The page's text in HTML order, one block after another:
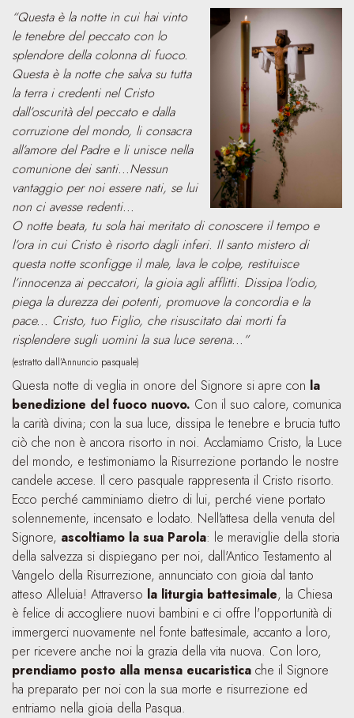
“Questa è la notte in cui hai vinto
le tenebre del peccato con lo
splendore della colonna di fuoco.
Questa è la notte che salva su tutta
la terra i credenti nel Cristo
dall’oscurità del peccato e dalla
corruzione del mondo, li consacra
all’amore del Padre e li unisce nella
comunione dei santi...Nessun
vantaggio per noi essere nati, se lui
non ci avesse redenti...
O notte beata, tu sola hai meritato di conoscere il tempo e
l’ora in cui Cristo è risorto dagli inferi. Il santo mistero di
questa notte sconfigge il male, lava le colpe, restituisce
l’innocenza ai peccatori, la gioia agli afflitti. Dissipa l’odio,
piega la durezza dei potenti, promuove la concordia e la
pace... Cristo, tuo Figlio, che risuscitato dai morti fa
risplendere sugli uomini la sua luce serena...”
(estratto dall’Annuncio pasquale)
Questa notte di veglia in onore del Signore si apre con la
benedizione del fuoco nuovo. Con il suo calore, comunica
la carità divina; con la sua luce, dissipa le tenebre e brucia tutto
ciò che non è ancora risorto in noi. Acclamiamo Cristo, la Luce
del mondo, e testimoniamo la Risurrezione portando le nostre
candele accese. Il cero pasquale rappresenta il Cristo risorto.
Ecco perché camminiamo dietro di lui, perché viene portato
solennemente, incensato e lodato. Nell'attesa della venuta del
Signore, ascoltiamo la sua Parola: le meraviglie della storia
della salvezza si dispiegano per noi, dall'Antico Testamento al
Vangelo della Risurrezione, annunciato con gioia dal tanto
atteso Alleluia! Attraverso la liturgia battesimale, la Chiesa
è felice di accogliere nuovi bambini e ci offre l'opportunità di
immergerci nuovamente nel fonte battesimale, accanto a loro,
per ricevere anche noi la grazia della vita nuova. Con loro,
prendiamo posto alla mensa eucaristica che il Signore
ha preparato per noi con la sua morte e risurrezione ed
entriamo nella gioia della Pasqua.